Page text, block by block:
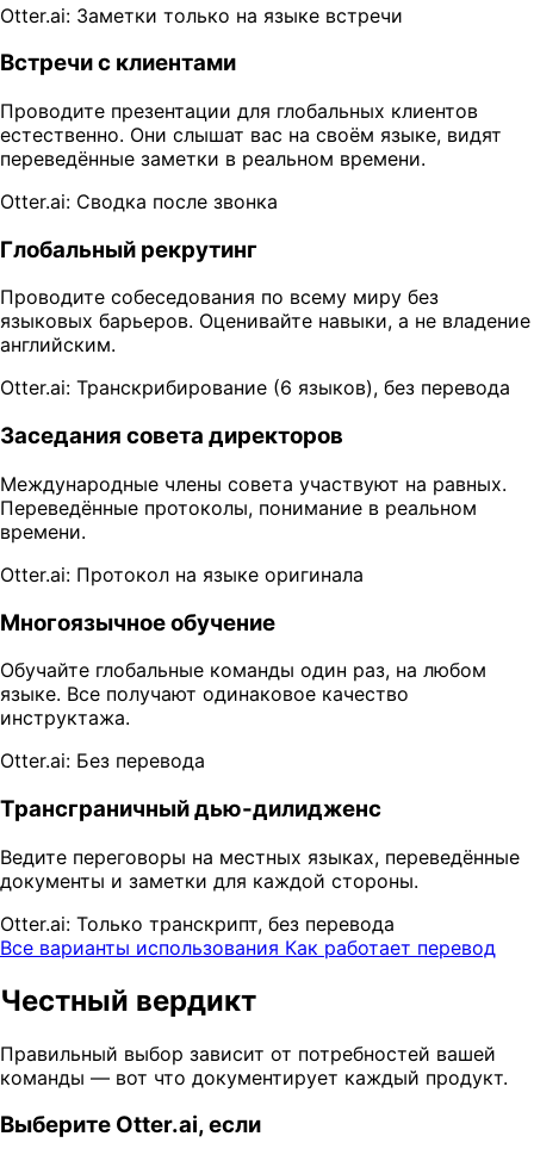
Otter.ai: Заметки только на языке встречи
Встречи с клиентами
Проводите презентации для глобальных клиентов
естественно. Они слышат вас на своём языке, видят
переведённые заметки в реальном времени.
Otter.ai: Сводка после звонка
Глобальный рекрутинг
Проводите собеседования по всему миру без
языковых барьеров. Оценивайте навыки, а не владение
английским.
Otter.ai: Транскрибирование (6 языков), без перевода
Заседания совета директоров
Международные члены совета участвуют на равных.
Переведённые протоколы, понимание в реальном
времени.
Otter.ai: Протокол на языке оригинала
Многоязычное обучение
Обучайте глобальные команды один раз, на любом
языке. Все получают одинаковое качество
инструктажа.
Otter.ai: Без перевода
Трансграничный дью-дилидженс
Ведите переговоры на местных языках, переведённые
документы и заметки для каждой стороны.
Otter.ai: Только транскрипт, без перевода
Все варианты использования Как работает перевод
Честный вердикт
Правильный выбор зависит от потребностей вашей
команды — вот что документирует каждый продукт.
Выберите Otter.ai, если